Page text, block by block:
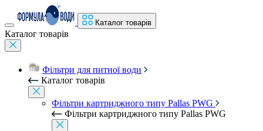
Каталог товарів
Каталог товарів
Фільтри для питної води
Каталог товарів
Фільтри картриджного типу Pallas PWG
Фільтри картриджного типу Pallas PWG